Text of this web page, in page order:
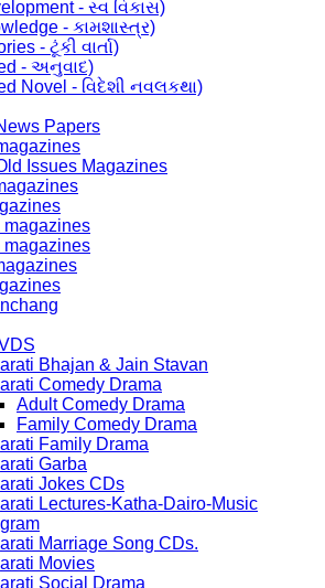
- સ્વ વિકાસ)
- કામશાસ્ત્ર)
- ટૂંકી વાર્તા)
- અનુવાદ)
Novel - વિદેશી નવલકથા)
Papers
Issues Magazines
magazines
magazines
Bhajan & Jain Stavan
Comedy Drama
Adult Comedy Drama
Family Comedy Drama
Family Drama
Garba
Jokes CDs
Lectures-Katha-Dairo-Music
Marriage Song CDs.
Movies
Social Drama